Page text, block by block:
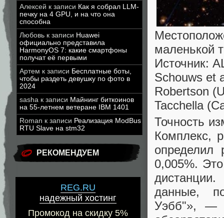
Алексей к записи Как я собрал LLM-
печку на 4 GPU, и на что она
способна
Любовь к записи Huawei
официально представила
HarmonyOS 7: какие смартфоны
получат её первыми
Артем к записи Бесплатные боты,
чтобы раздеть девушку по фото в
2024
sasha к записи Майнинг биткоинов
на 55-летнем ветеране IBM 1401
Roman к записи Реализация ModBus
RTU Slave на stm32
РЕКОМЕНДУЕМ
REG.RU
надежный хостинг
Промокод на скидку 5%
маленькой
Источник:
Schouws et
Robertson
Tacchella
Точность
Комплекс,
определил
0,005%.
данные,
Уэбб"», —